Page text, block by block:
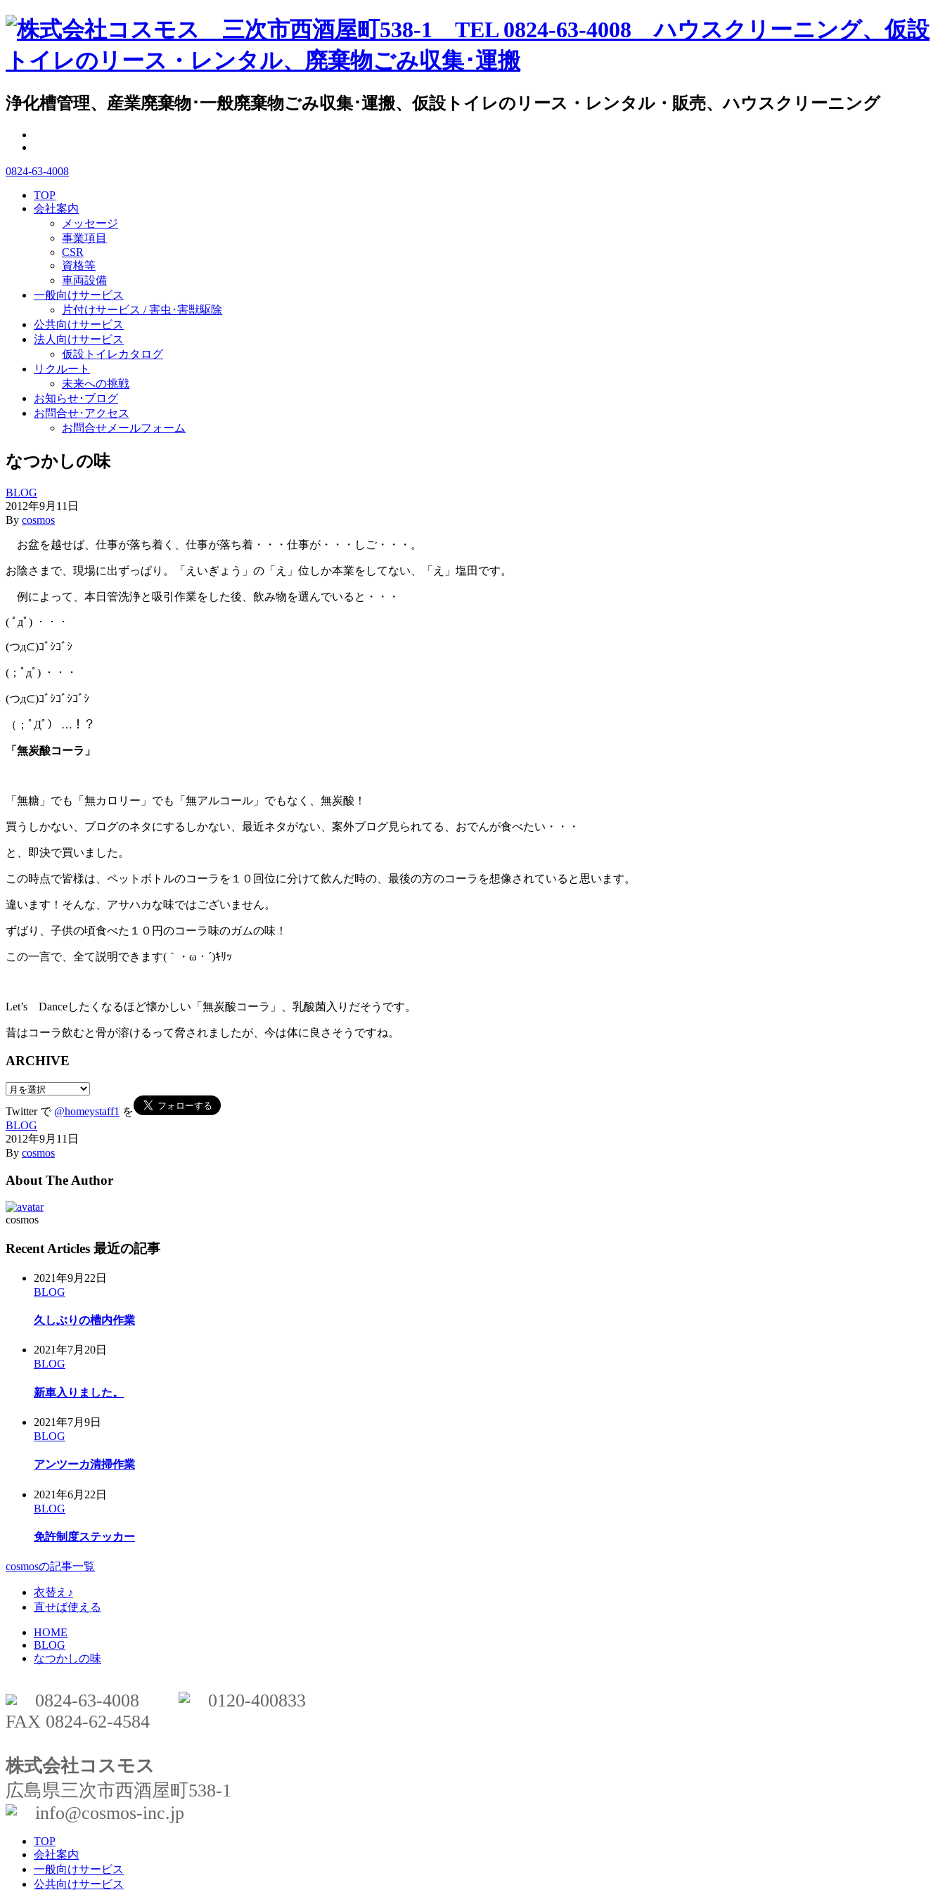
浄化槽管理、産業廃棄物･一般廃棄物ごみ収集･運搬、仮設トイレのリース・レンタル・販売、ハウスクリーニング
0824-63-4008
TOP
会社案内
メッセージ
事業項目
CSR
資格等
車両設備
一般向けサービス
片付けサービス / 害虫･害獣駆除
公共向けサービス
法人向けサービス
仮設トイレカタログ
リクルート
未来への挑戦
お知らせ･ブログ
お問合せ･アクセス
お問合せメールフォーム
なつかしの味
BLOG
2012年9月11日
By cosmos
お盆を越せば、仕事が落ち着く、仕事が落ち着・・・仕事が・・・しご・・・。
お陰さまで、現場に出ずっぱり。「えいぎょう」の「え」位しか本業をしてない、「え」塩田です。
例によって、本日管洗浄と吸引作業をした後、飲み物を選んでいると・・・
( ﾟдﾟ) ・・・
(つд⊂)ｺﾞｼｺﾞｼ
(；ﾟдﾟ) ・・・
(つд⊂)ｺﾞｼｺﾞｼｺﾞｼ
（；ﾟДﾟ） …！？
「無炭酸コーラ」
「無糖」でも「無カロリー」でも「無アルコール」でもなく、無炭酸！
買うしかない、ブログのネタにするしかない、最近ネタがない、案外ブログ見られてる、おでんが食べたい・・・
と、即決で買いました。
この時点で皆様は、ペットボトルのコーラを１０回位に分けて飲んだ時の、最後の方のコーラを想像されていると思います。
違います！そんな、アサハカな味ではございません。
ずばり、子供の頃食べた１０円のコーラ味のガムの味！
この一言で、全て説明できます(｀・ω・´)ｷﾘｯ
Let’s Danceしたくなるほど懐かしい「無炭酸コーラ」、乳酸菌入りだそうです。
昔はコーラ飲むと骨が溶けるって脅されましたが、今は体に良さそうですね。
ARCHIVE
ARCHIVE
Twitter で @homeystaff1 を
BLOG
2012年9月11日
By cosmos
About The Author
cosmos
Recent Articles 最近の記事
2021年9月22日
BLOG
久しぶりの槽内作業
2021年7月20日
BLOG
新車入りました。
2021年7月9日
BLOG
アンツーカ清掃作業
2021年6月22日
BLOG
免許制度ステッカー
cosmosの記事一覧
衣替え♪
直せば使える
HOME
BLOG
なつかしの味
0824-63-4008
0120-400833
FAX 0824-62-4584
株式会社コスモス
広島県三次市西酒屋町538-1
info@cosmos-inc.jp
TOP
会社案内
一般向けサービス
公共向けサービス